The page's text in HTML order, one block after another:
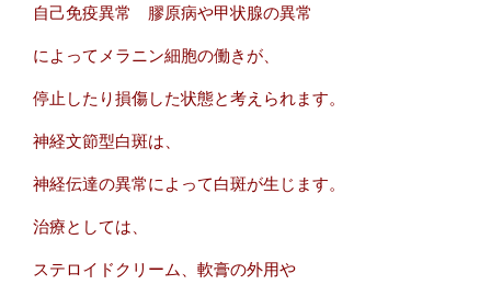
自己免疫異常 膠原病や甲状腺の異常
によってメラニン細胞の働きが、
停止したり損傷した状態と考えられます。
神経文節型白斑は、
神経伝達の異常によって白斑が生じます。
治療としては、
ステロイドクリーム、軟膏の外用や